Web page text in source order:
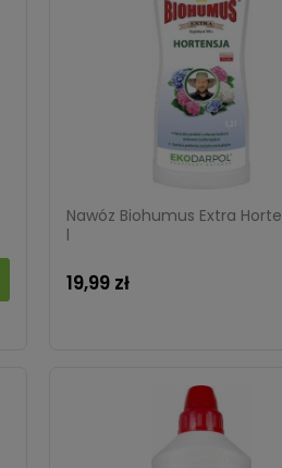
Nawóz Biohumus Extra
l
19,99 zł